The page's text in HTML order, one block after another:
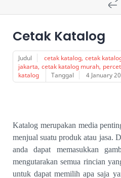
Cetak Katalog
Judul cetak katalog cetak
jakarta cetak katalog murah
katalog
Tanggal 4 January
Katalog merupakan media
menjual suatu produk atau jasa.
anda dapat memasukkan
mengutarakan semua rincian
untuk dapat memilih apa saja